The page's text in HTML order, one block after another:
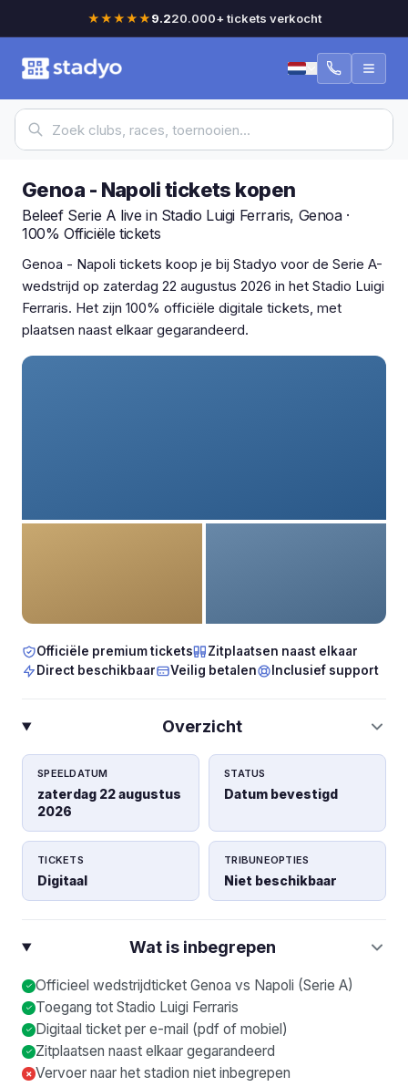
★★★★★9.220.000+ tickets verkocht
Genoa - Napoli tickets kopen
Beleef Serie A live in Stadio Luigi Ferraris, Genoa ·
100% Officiële tickets
Genoa - Napoli tickets koop je bij Stadyo voor de Serie A-
wedstrijd op zaterdag 22 augustus 2026 in het Stadio Luigi
Ferraris. Het zijn 100% officiële digitale tickets, met
plaatsen naast elkaar gegarandeerd.
Officiële premium tickets
Zitplaatsen naast elkaar
Direct beschikbaar
Veilig betalen Inclusief support
Overzicht
SPEELDATUM
zaterdag 22 augustus
2026
STATUS
Datum bevestigd
TICKETS
Digitaal
TRIBUNEOPTIES
Niet beschikbaar
Wat is inbegrepen
Officieel wedstrijdticket Genoa vs Napoli (Serie A)
Toegang tot Stadio Luigi Ferraris
Digitaal ticket per e-mail (pdf of mobiel)
Zitplaatsen naast elkaar gegarandeerd
× Vervoer naar het stadion niet inbegrepen